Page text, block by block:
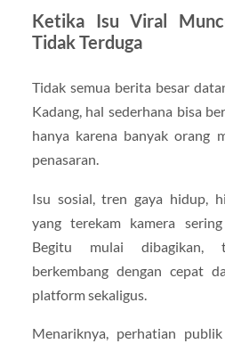
Ketika Isu Viral
Tidak Terduga
Tidak semua berita besar
Kadang, hal sederhana bisa
hanya karena banyak orang
penasaran.
Isu sosial, tren gaya hidup,
yang terekam kamera
Begitu mulai dibagikan,
berkembang dengan cepat
platform sekaligus.
Menariknya, perhatian